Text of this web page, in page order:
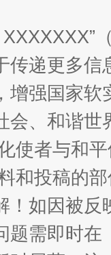
传递更多
增强国家
会、和谐
使者与和
和投稿的
！如因被
题需即时在